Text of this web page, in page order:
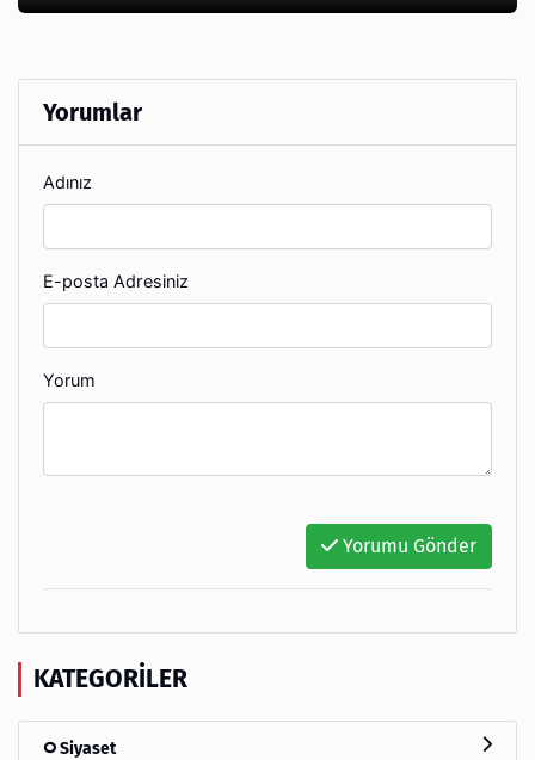
Yorumlar
Adınız
E-posta Adresiniz
Yorum
Yorumu Gönder
KATEGORILER
Siyaset